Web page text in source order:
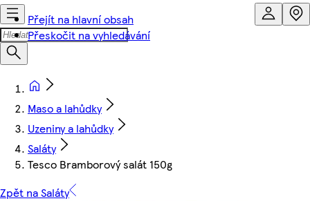
Přejít na hlavní obsah
Přeskočit na vyhledávání
Maso a lahůdky
Uzeniny a lahůdky
Saláty
Tesco Bramborový salát 150g
Zpět na Saláty